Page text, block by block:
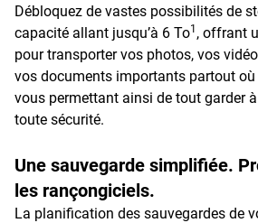
Débloquez de vastes possibilités de
capacité allant jusqu’à 6 To1 , offrant
pour transporter vos photos, vos
vos documents importants partout où
vous permettant ainsi de tout garder
toute sécurité.
Une sauvegarde simplifiée.
les rançongiciels.
La planification des sauvegardes de